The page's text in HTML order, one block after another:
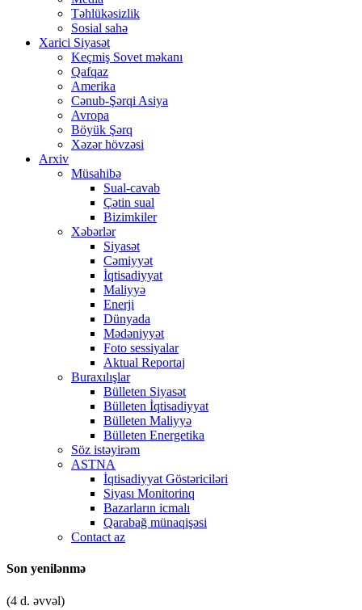
Təhlükəsizlik
Sosial sahə
Xarici Siyasət
Keçmiş Sovet məkanı
Qafqaz
Amerika
Cənub-Şərqi Asiya
Avropa
Böyük Şərq
Xəzər hövzəsi
Arxiv
Müsahibə
Sual-cavab
Çətin sual
Bizimkiler
Xəbərlər
Siyasət
Cəmiyyət
İqtisadiyyat
Maliyyə
Enerji
Dünyada
Mədəniyyət
Foto sessiyalar
Aktual Reportaj
Buraxılışlar
Bülleten Siyasət
Bülleten İqtisadiyyat
Bülleten Maliyyə
Bülleten Energetika
Söz istəyirəm
ASTNA
İqtisadiyyat Göstəriciləri
Siyası Monitorinq
Bazarların icmalı
Qarabağ münaqişəsi
Contact az
Son yenilənmə
(4 d. əvvəl)